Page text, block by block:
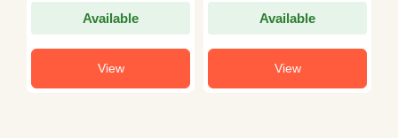
Available
View
Available
View